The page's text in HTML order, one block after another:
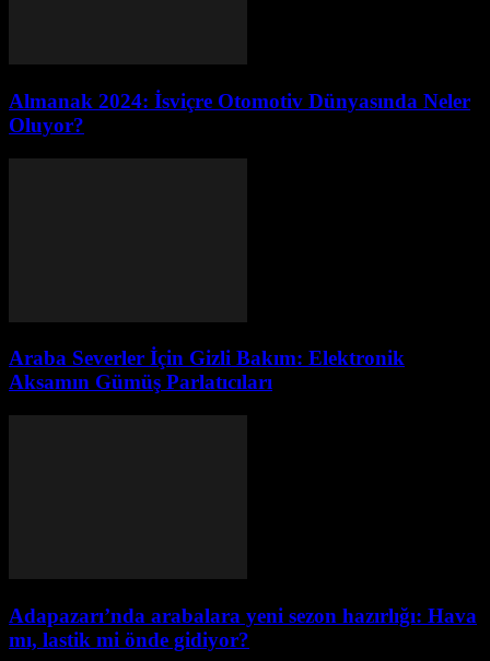
Almanak 2024: İsviçre Otomotiv Dünyasında Neler
Oluyor?
Araba Severler İçin Gizli Bakım: Elektronik
Aksamın Gümüş Parlatıcıları
Adapazarı’nda arabalara yeni sezon hazırlığı: Hava
mı, lastik mi önde gidiyor?